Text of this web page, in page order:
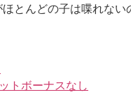
とんどの子は喋れな
トボーナスなし